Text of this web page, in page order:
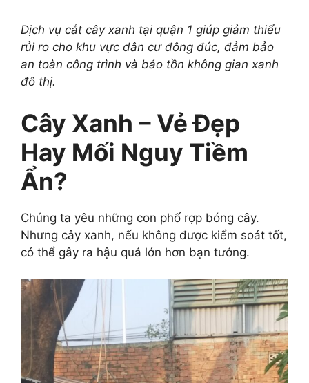
Dịch vụ cắt cây xanh tại quận 1 giúp giảm thiểu
rủi ro cho khu vực dân cư đông đúc, đảm bảo
an toàn công trình và bảo tồn không gian xanh
đô thị.
Cây Xanh – Vẻ Đẹp
Hay Mối Nguy Tiềm
Ẩn?
Chúng ta yêu những con phố rợp bóng cây.
Nhưng cây xanh, nếu không được kiểm soát tốt,
có thể gây ra hậu quả lớn hơn bạn tưởng.